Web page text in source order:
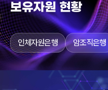
보유자원 현황
인체자원은행 암조직은행